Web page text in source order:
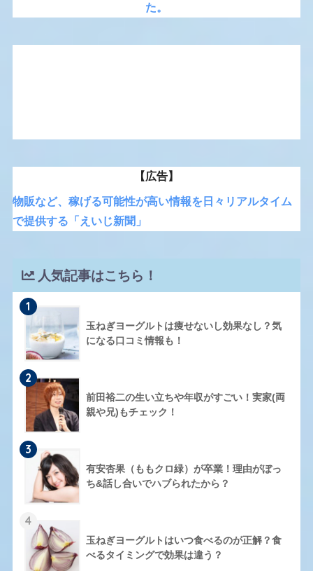
た。
【広告】
物販など、稼げる可能性が高い情報を日々リアルタイム
で提供する「えいじ新聞」
人気記事はこちら！
1
玉ねぎヨーグルトは痩せないし効果なし？気
になる口コミ情報も！
2
前田裕二の生い立ちや年収がすごい！実家(両
親や兄)もチェック！
3
有安杏果（ももクロ緑）が卒業！理由がぼっ
ち&話し合いでハブられたから？
4
玉ねぎヨーグルトはいつ食べるのが正解？食
べるタイミングで効果は違う？